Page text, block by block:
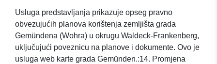
Usluga predstavljanja prikazuje opseg pravno
obvezujućih planova korištenja zemljišta grada
Gemündena (Wohra) u okrugu Waldeck-Frankenberg,
uključujući poveznicu na planove i dokumente. Ovo je
usluga web karte grada Gemünden.:14. Promjena